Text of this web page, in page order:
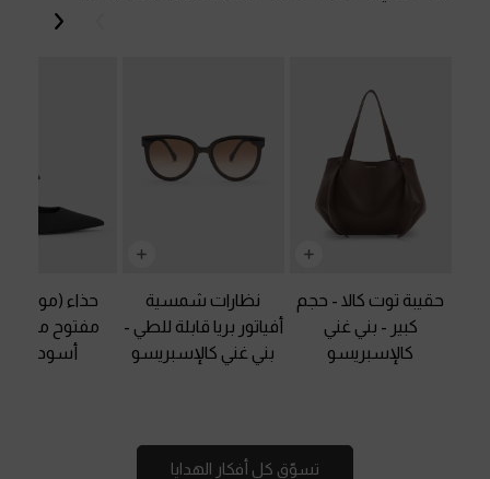
حقيبة توت كالا - حجم
كبير - بني غني
كالإسبريسو
نظارات شمسية
أفياتور بريا قابلة للطي -
بني غني كالإسبريسو
حذاء (مولز)
مفتوح من
أسود
السابق
تسوّق كل أفكار الهدايا